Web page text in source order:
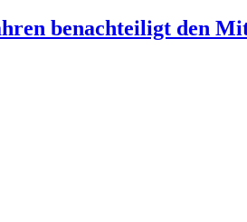
benachteiligt den